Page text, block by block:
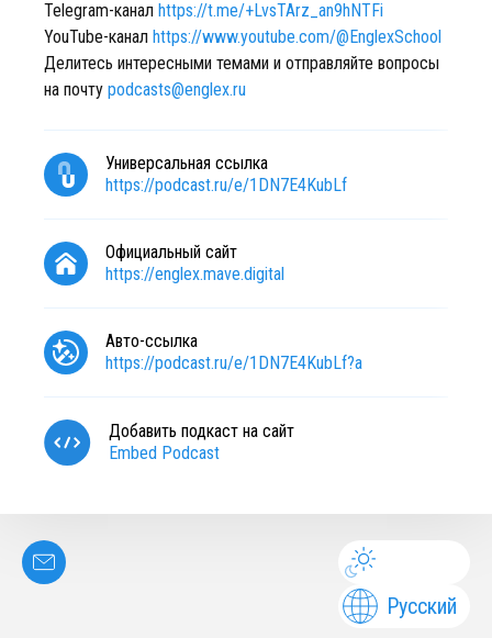
Telegram-канал https://t.me/+LvsTArz_an9hNTFi
YouTube-канал https://www.youtube.com/@EnglexSchool
Делитесь интересными темами и отправляйте вопросы
на почту podcasts@englex.ru
Универсальная ссылка
https://podcast.ru/e/1DN7E4KubLf
Официальный сайт
https://englex.mave.digital
Авто-ссылка
https://podcast.ru/e/1DN7E4KubLf?a
Добавить подкаст на сайт
Embed Podcast
Русский